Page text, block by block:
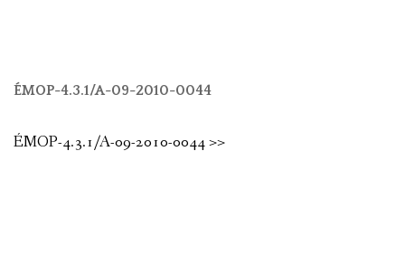
ÉMOP-4.3.1/A-09-2010-0044
ÉMOP-4.3.1/A-09-2010-0044 >>